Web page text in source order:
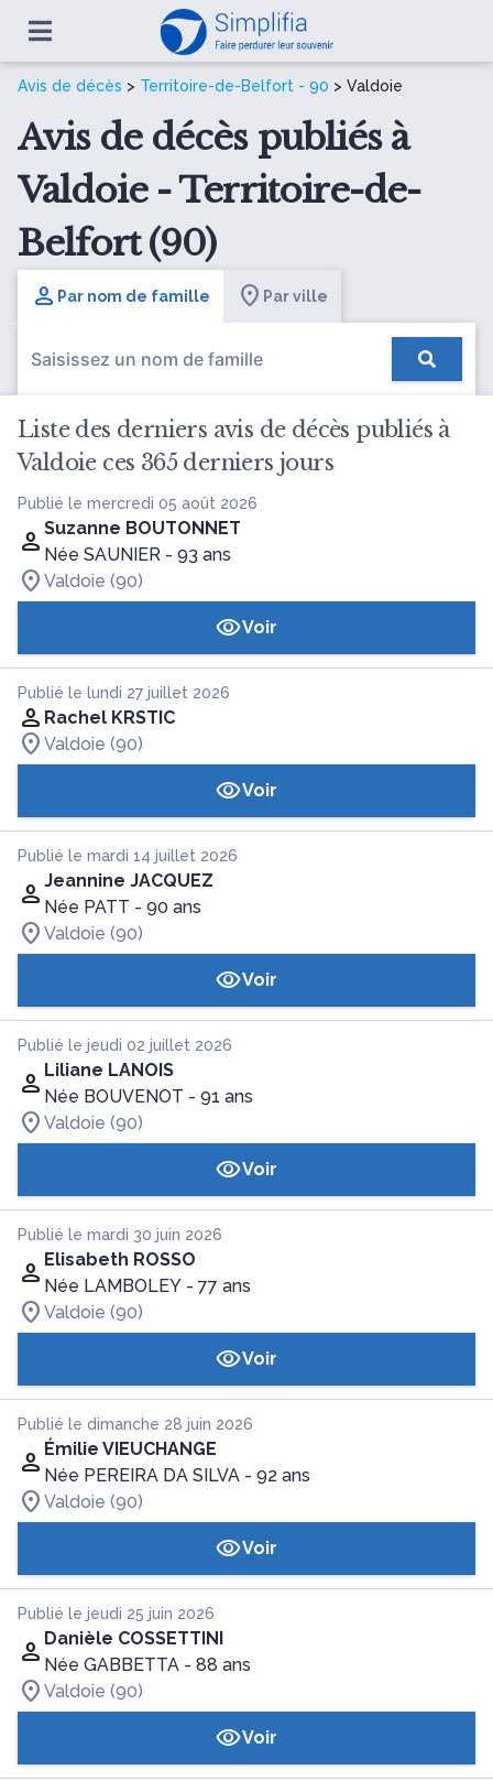
Avis de décès > Territoire-de-Belfort - 90 > Valdoie
Avis de décès publiés à
Valdoie - Territoire-de-
Belfort (90)
Par nom de famille Par ville
Liste des derniers avis de décès publiés à
Valdoie ces 365 derniers jours
Publié le mercredi 05 août 2026
Suzanne BOUTONNET
Née SAUNIER - 93 ans
Valdoie (90)
Voir
Publié le lundi 27 juillet 2026
Rachel KRSTIC
Valdoie (90)
Voir
Publié le mardi 14 juillet 2026
Jeannine JACQUEZ
Née PATT - 90 ans
Valdoie (90)
Voir
Publié le jeudi 02 juillet 2026
Liliane LANOIS
Née BOUVENOT - 91 ans
Valdoie (90)
Voir
Publié le mardi 30 juin 2026
Elisabeth ROSSO
Née LAMBOLEY - 77 ans
Valdoie (90)
Voir
Publié le dimanche 28 juin 2026
Émilie VIEUCHANGE
Née PEREIRA DA SILVA - 92 ans
Valdoie (90)
Voir
Publié le jeudi 25 juin 2026
Danièle COSSETTINI
Née GABBETTA - 88 ans
Valdoie (90)
Voir